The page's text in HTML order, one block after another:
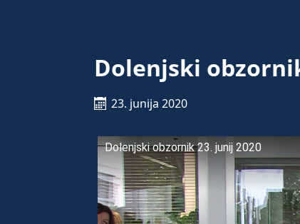
Dolenjski
23. junija 2020
Dolenjski obzornik 23. junij 2020